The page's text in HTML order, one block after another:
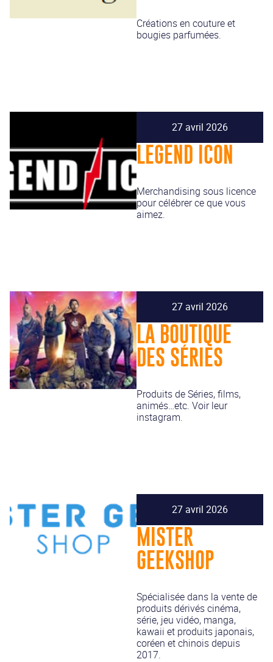
Créations en couture et
bougies parfumées.
27 avril 2026
LEGEND ICON
Merchandising sous licence
pour célébrer ce que vous
aimez.
27 avril 2026
LA BOUTIQUE
DES SÉRIES
Produits de Séries, films,
animés…etc. Voir leur
instagram.
27 avril 2026
MISTER
GEEKSHOP
Spécialisée dans la vente de
produits dérivés cinéma,
série, jeu vidéo, manga,
kawaii et produits japonais,
coréen et chinois depuis
2017.